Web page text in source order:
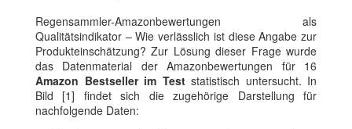
Regensammler-Amazonbewertungen als
Qualitätsindikator – Wie verlässlich ist diese Angabe zur
Produkteinschätzung? Zur Lösung dieser Frage wurde
das Datenmaterial der Amazonbewertungen für 16
Amazon Bestseller im Teststatistisch untersucht. In
Bild [1] findet sich die zugehörige Darstellung für
nachfolgende Daten: